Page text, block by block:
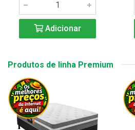
Adicionar
Produtos de linha Premium